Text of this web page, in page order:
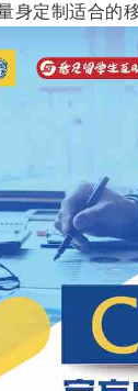
身定制适合的